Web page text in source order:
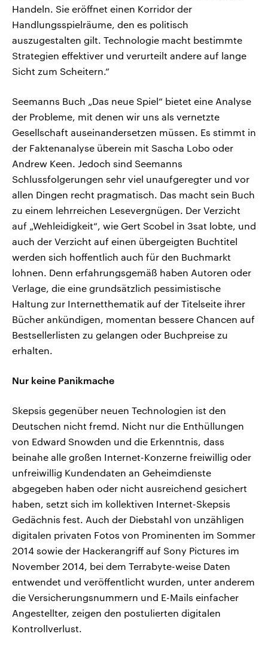
Handeln. Sie eröffnet einen Korridor der
Handlungsspielräume, den es politisch
auszugestalten gilt. Technologie macht bestimmte
Strategien effektiver und verurteilt andere auf lange
Sicht zum Scheitern.“
Seemanns Buch „Das neue Spiel“ bietet eine Analyse
der Probleme, mit denen wir uns als vernetzte
Gesellschaft auseinandersetzen müssen. Es stimmt in
der Faktenanalyse überein mit Sascha Lobo oder
Andrew Keen. Jedoch sind Seemanns
Schlussfolgerungen sehr viel unaufgeregter und vor
allen Dingen recht pragmatisch. Das macht sein Buch
zu einem lehrreichen Lesevergnügen. Der Verzicht
auf „Wehleidigkeit“, wie Gert Scobel in 3sat lobte, und
auch der Verzicht auf einen übergeigten Buchtitel
werden sich hoffentlich auch für den Buchmarkt
lohnen. Denn erfahrungsgemäß haben Autoren oder
Verlage, die eine grundsätzlich pessimistische
Haltung zur Internetthematik auf der Titelseite ihrer
Bücher ankündigen, momentan bessere Chancen auf
Bestsellerlisten zu gelangen oder Buchpreise zu
erhalten.
Nur keine Panikmache
Skepsis gegenüber neuen Technologien ist den
Deutschen nicht fremd. Nicht nur die Enthüllungen
von Edward Snowden und die Erkenntnis, dass
beinahe alle großen Internet-Konzerne freiwillig oder
unfreiwillig Kundendaten an Geheimdienste
abgegeben haben oder nicht ausreichend gesichert
haben, setzt sich im kollektiven Internet-Skepsis
Gedächnis fest. Auch der Diebstahl von unzähligen
digitalen privaten Fotos von Prominenten im Sommer
2014 sowie der Hackerangriff auf Sony Pictures im
November 2014, bei dem Terrabyte-weise Daten
entwendet und veröffentlicht wurden, unter anderem
die Versicherungsnummern und E-Mails einfacher
Angestellter, zeigen den postulierten digitalen
Kontrollverlust.